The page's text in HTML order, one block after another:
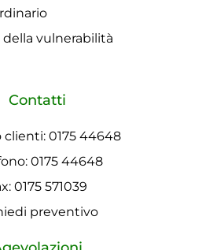
vulnerabilità
Contatti
clienti: 0175 44648
0175 44648
0175 571039
preventivo